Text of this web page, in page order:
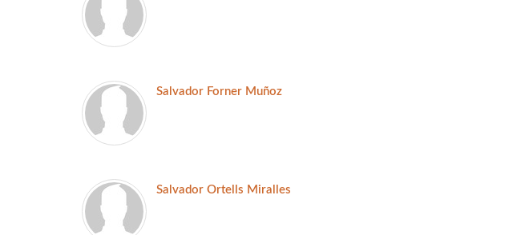
Salvador Forner Muñoz
Salvador Ortells Miralles